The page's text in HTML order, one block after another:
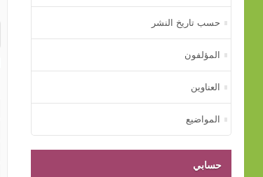
حسب تاريخ النشر
المؤلفون
العناوين
المواضيع
حسابي